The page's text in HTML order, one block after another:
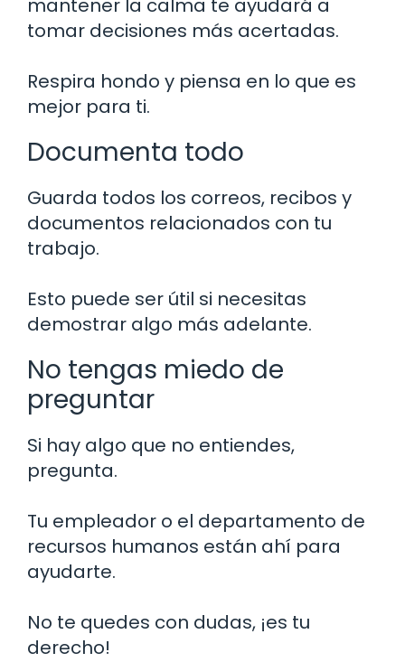
mantener la calma te ayudará a
tomar decisiones más acertadas.
Respira hondo y piensa en lo que es
mejor para ti.
Documenta todo
Guarda todos los correos, recibos y
documentos relacionados con tu
trabajo.
Esto puede ser útil si necesitas
demostrar algo más adelante.
No tengas miedo de
preguntar
Si hay algo que no entiendes,
pregunta.
Tu empleador o el departamento de
recursos humanos están ahí para
ayudarte.
No te quedes con dudas, ¡es tu
derecho!